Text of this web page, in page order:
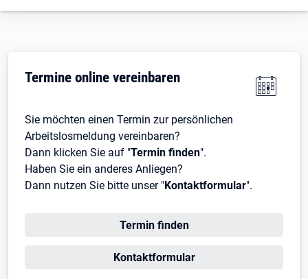
Termine online vereinbaren
Sie möchten einen Termin zur persönlichen
Arbeitslosmeldung vereinbaren?
Dann klicken Sie auf "Termin finden".
Haben Sie ein anderes Anliegen?
Dann nutzen Sie bitte unser "Kontaktformular".
Öffnet in neuem Tab
Termin finden
Öffnet in neuem Tab
Kontaktformular